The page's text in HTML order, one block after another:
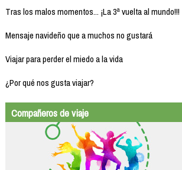
Tras los malos momentos... ¡La 3ª vuelta al mundo!!!
Mensaje navideño que a muchos no gustará
Viajar para perder el miedo a la vida
¿Por qué nos gusta viajar?
Compañeros de viaje